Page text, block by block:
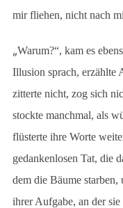
mir fliehen, nicht nach
„Warum?“, kam es
Illusion sprach, erzählte
zitterte nicht, zog sich
stockte manchmal, als
flüsterte ihre Worte
gedankenlosen Tat, die
dem die Bäume
ihrer Aufgabe, an der